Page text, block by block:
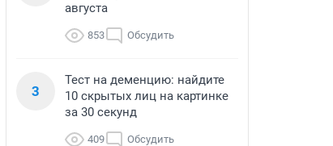
августа
853 Обсудить
3
Тест на деменцию: найдите
10 скрытых лиц на картинке
за 30 секунд
409 Обсудить